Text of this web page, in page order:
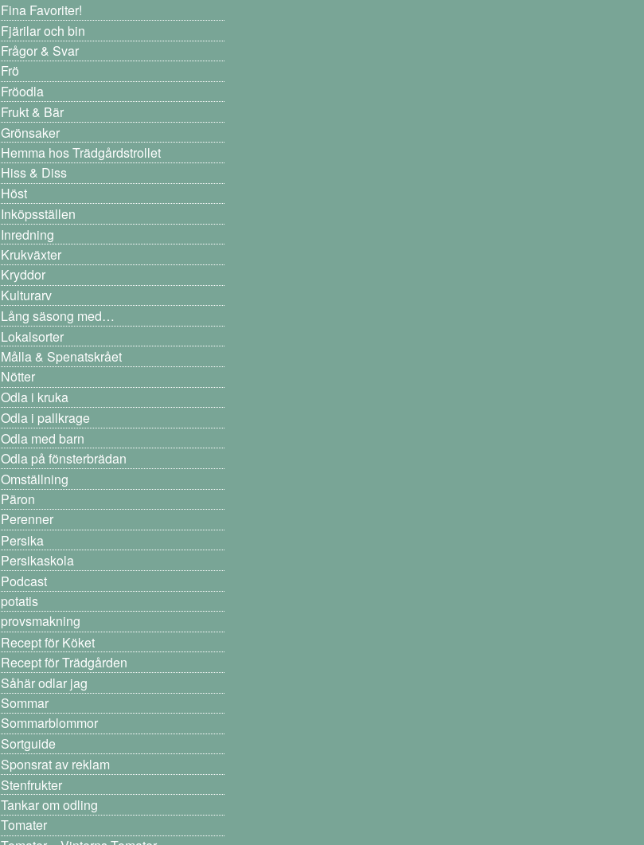
Fina Favoriter!
Fjärilar och bin
Frågor & Svar
Frö
Fröodla
Frukt & Bär
Grönsaker
Hemma hos Trädgårdstrollet
Hiss & Diss
Höst
Inköpsställen
Inredning
Krukväxter
Kryddor
Kulturarv
Lång säsong med…
Lokalsorter
Målla & Spenatskrået
Nötter
Odla i kruka
Odla i pallkrage
Odla med barn
Odla på fönsterbrädan
Omställning
Päron
Perenner
Persika
Persikaskola
Podcast
potatis
provsmakning
Recept för Köket
Recept för Trädgården
Såhär odlar jag
Sommar
Sommarblommor
Sortguide
Sponsrat av reklam
Stenfrukter
Tankar om odling
Tomater